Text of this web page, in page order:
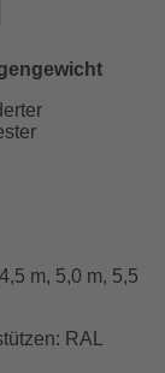
m, 5,0 m, 5,5
RAL